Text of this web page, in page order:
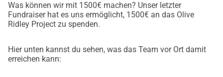
Was können wir mit 1500€ machen? Unser letzter
Fundraiser hat es uns ermöglicht, 1500€ an das Olive
Ridley Project zu spenden.
Hier unten kannst du sehen, was das Team vor Ort damit
erreichen kann: